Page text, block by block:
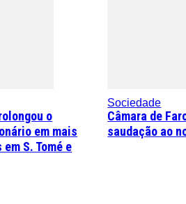
o
em mais
S. Tomé e
Sociedade
Câmara de
saudação ao